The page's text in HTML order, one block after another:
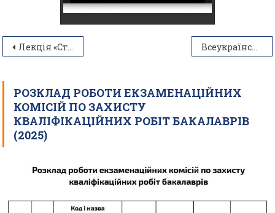
Навігація
Лекція «Сторителінг як інструмент управління репутацією: як історії формують образ компанії» з Тамілою Бурсовою Всеукраїнський фестиваль креативної молоді «Creative Hub». Набір заявок відкрито!
РОЗКЛАД РОБОТИ ЕКЗАМЕНАЦІЙНИХ
КОМІСІЙ ПО ЗАХИСТУ
КВАЛІФІКАЦІЙНИХ РОБІТ БАКАЛАВРІВ
(2025)